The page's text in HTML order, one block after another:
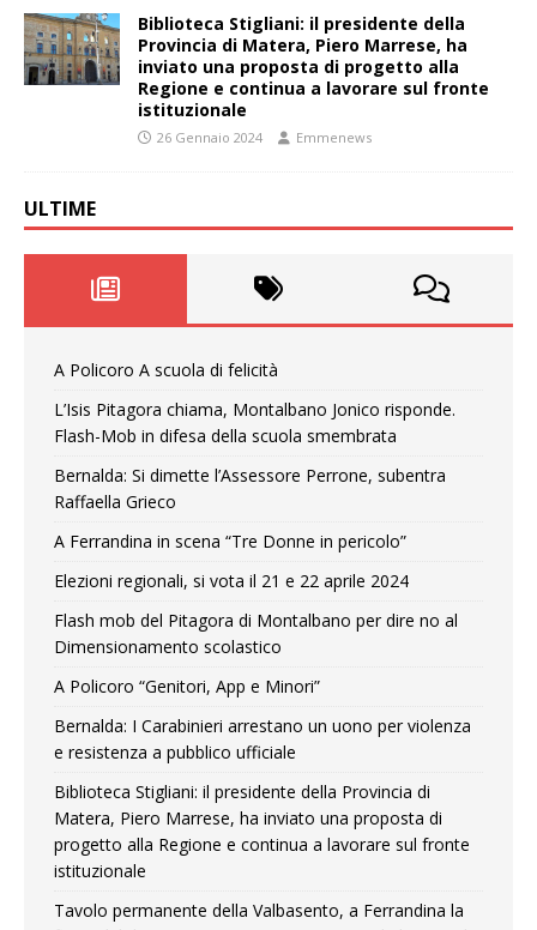
Biblioteca Stigliani: il presidente della
Provincia di Matera, Piero Marrese, ha
inviato una proposta di progetto alla
Regione e continua a lavorare sul fronte
istituzionale
26 Gennaio 2024 Emmenews
ULTIME
A Policoro A scuola di felicità
L’Isis Pitagora chiama, Montalbano Jonico risponde.
Flash-Mob in difesa della scuola smembrata
Bernalda: Si dimette l’Assessore Perrone, subentra
Raffaella Grieco
A Ferrandina in scena “Tre Donne in pericolo”
Elezioni regionali, si vota il 21 e 22 aprile 2024
Flash mob del Pitagora di Montalbano per dire no al
Dimensionamento scolastico
A Policoro “Genitori, App e Minori”
Bernalda: I Carabinieri arrestano un uono per violenza
e resistenza a pubblico ufficiale
Biblioteca Stigliani: il presidente della Provincia di
Matera, Piero Marrese, ha inviato una proposta di
progetto alla Regione e continua a lavorare sul fronte
istituzionale
Tavolo permanente della Valbasento, a Ferrandina la